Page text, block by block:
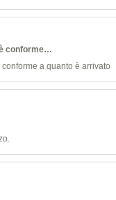
conforme…
a quanto è arrivato